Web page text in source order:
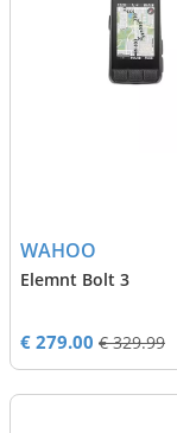
WAHOO
Elemnt Bolt 3
€ 279.00 € 329.99